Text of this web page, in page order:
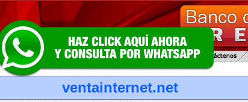
ventainternet.net